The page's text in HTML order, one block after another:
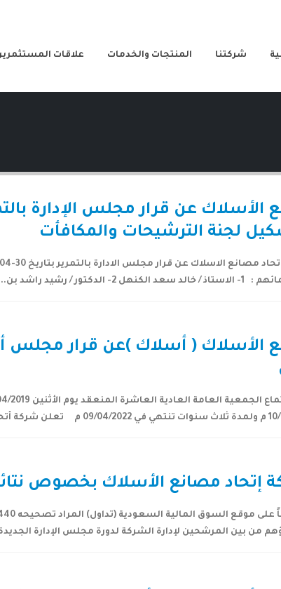
شركتنا المنتجات والخدمات علاقات
رشيد راشد بن...
الأسلاك ( أسلاك )عن قرار مجلس
مصانع الأسلاك بخصوص نتائج